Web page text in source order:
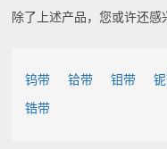
除了上述产品，您或许还感
钨带 铪带 钼带
锆带